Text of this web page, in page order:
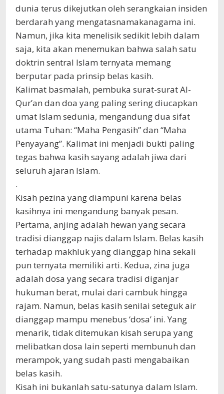
dunia terus dikejutkan oleh serangkaian insiden
berdarah yang mengatasnamakanagama ini.
Namun, jika kita menelisik sedikit lebih dalam
saja, kita akan menemukan bahwa salah satu
doktrin sentral Islam ternyata memang
berputar pada prinsip belas kasih.
Kalimat basmalah, pembuka surat-surat Al-
Qur’an dan doa yang paling sering diucapkan
umat Islam sedunia, mengandung dua sifat
utama Tuhan: “Maha Pengasih” dan “Maha
Penyayang”. Kalimat ini menjadi bukti paling
tegas bahwa kasih sayang adalah jiwa dari
seluruh ajaran Islam.
.
Kisah pezina yang diampuni karena belas
kasihnya ini mengandung banyak pesan.
Pertama, anjing adalah hewan yang secara
tradisi dianggap najis dalam Islam. Belas kasih
terhadap makhluk yang dianggap hina sekali
pun ternyata memiliki arti. Kedua, zina juga
adalah dosa yang secara tradisi diganjar
hukuman berat, mulai dari cambuk hingga
rajam. Namun, belas kasih senilai seteguk air
dianggap mampu menebus ‘dosa’ ini. Yang
menarik, tidak ditemukan kisah serupa yang
melibatkan dosa lain seperti membunuh dan
merampok, yang sudah pasti mengabaikan
belas kasih.
Kisah ini bukanlah satu-satunya dalam Islam.